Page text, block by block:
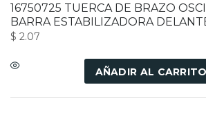
16750725 TUERCA DE BRAZO
BARRA ESTABILIZADORA
$ 2.07
AÑADIR AL CARRITO